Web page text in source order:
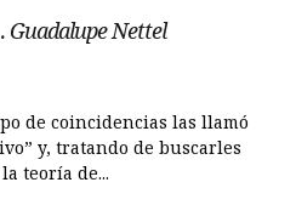
Nettel
de coincidencias las llamó
y, tratando de buscarles
teoría de...